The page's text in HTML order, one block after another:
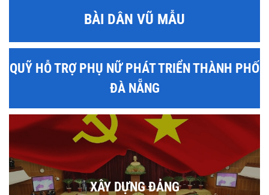
BÀI DÂN VŨ MẪU
QUỸ HỖ TRỢ PHỤ NỮ PHÁT TRIỂN THÀNH PHỐ
ĐÀ NẴNG
XÂY DỰNG ĐẢNG